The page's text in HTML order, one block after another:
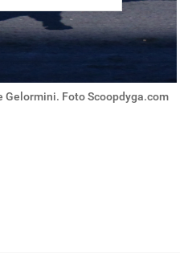
Gelormini. Foto Scoopdyga.com